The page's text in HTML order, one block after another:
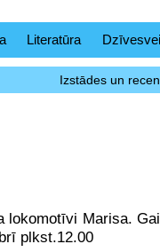
Literatūra
Izstādes un
Marisa.
plkst.12.00